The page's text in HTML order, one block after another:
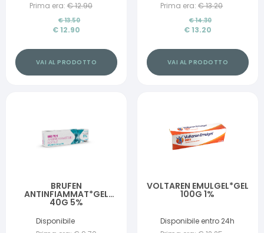
Prima era: €12.90
€13.50
€ 12.90
VAI AL PRODOTTO
Prima era: €13.20
€14.30
€ 13.20
VAI AL PRODOTTO
BRUFEN
ANTINFIAMMAT*GEL
40G 5%
Disponibile
VOLTAREN EMULGEL*GEL
100G 1%
Disponibile entro 24h